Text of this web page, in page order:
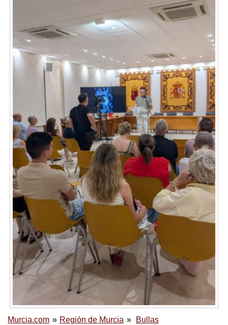
Murcia.com Región de Murcia Bullas